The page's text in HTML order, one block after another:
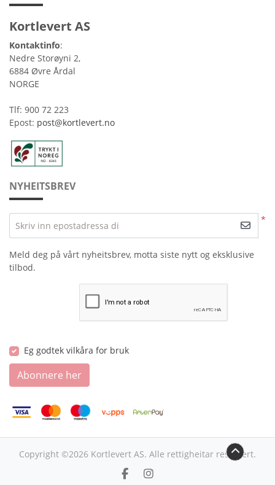
Kortlevert AS
Kontaktinfo:
Nedre Storøyni 2,
6884 Øvre Årdal
NORGE
Tlf: 900 72 223
Epost: post@kortlevert.no
NYHEITSBREV
*
Skriv inn epostadressa di
Meld deg på vårt nyheitsbrev, motta siste nytt og eksklusive
tilbod.
Eg godtek vilkåra for bruk
Abonnere her
Copyright ©2026 Kortlevert AS. Alle rettigheitar reservert.